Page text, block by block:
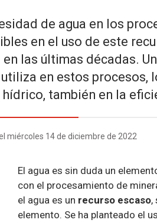
de agua en los
en el uso de este
las últimas décadas.
en estos procesos,
también en la
miércoles 14 de diciembre de 2022
El agua es sin duda un
con el procesamiento de
el agua es un recurso escaso,
elemento. Se ha planteado el